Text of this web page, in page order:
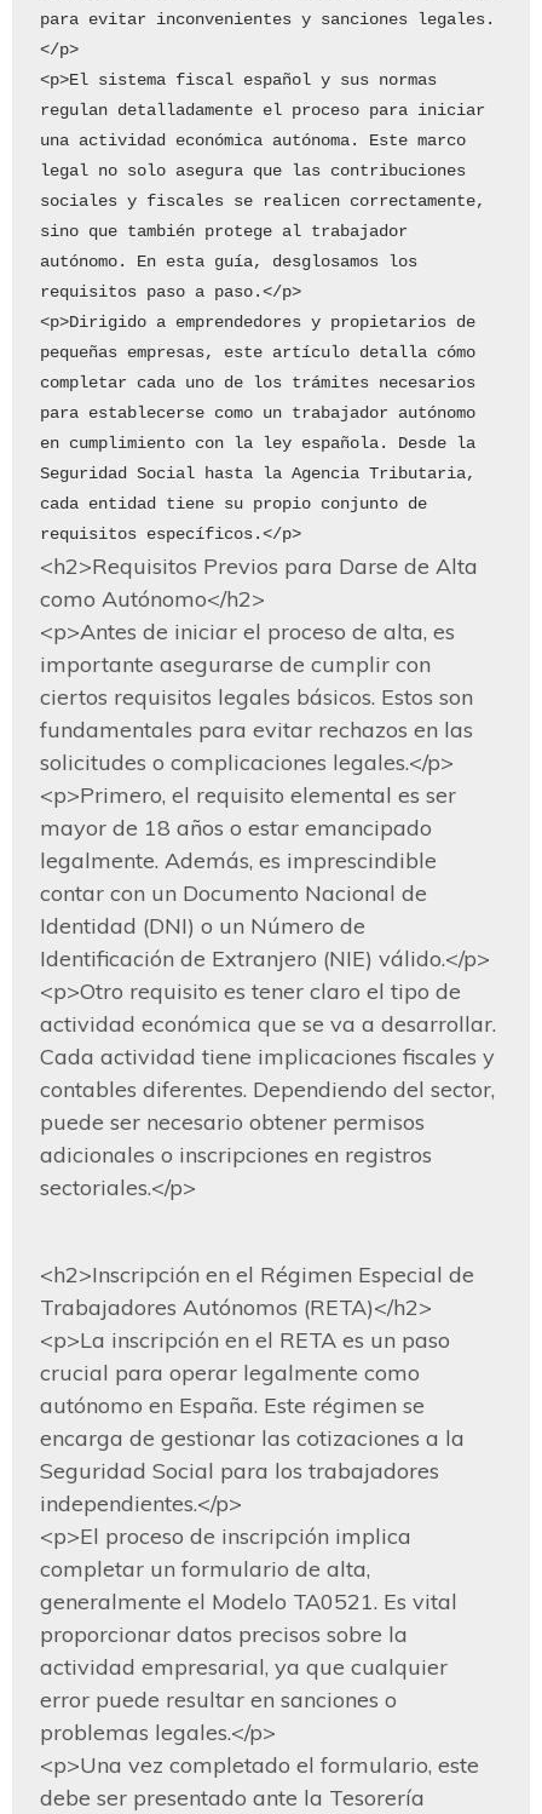
para evitar inconvenientes y sanciones legales.
</p>
<p>El sistema fiscal español y sus normas
regulan detalladamente el proceso para iniciar
una actividad económica autónoma. Este marco
legal no solo asegura que las contribuciones
sociales y fiscales se realicen correctamente,
sino que también protege al trabajador
autónomo. En esta guía, desglosamos los
requisitos paso a paso.</p>
<p>Dirigido a emprendedores y propietarios de
pequeñas empresas, este artículo detalla cómo
completar cada uno de los trámites necesarios
para establecerse como un trabajador autónomo
en cumplimiento con la ley española. Desde la
Seguridad Social hasta la Agencia Tributaria,
cada entidad tiene su propio conjunto de
<h2>Requisitos Previos para Darse de Alta
como Autónomo</h2>
<p>Antes de iniciar el proceso de alta, es
importante asegurarse de cumplir con
ciertos requisitos legales básicos. Estos son
fundamentales para evitar rechazos en las
solicitudes o complicaciones legales.</p>
<p>Primero, el requisito elemental es ser
mayor de 18 años o estar emancipado
legalmente. Además, es imprescindible
contar con un Documento Nacional de
Identidad (DNI) o un Número de
Identificación de Extranjero (NIE) válido.</p>
<p>Otro requisito es tener claro el tipo de
actividad económica que se va a desarrollar.
Cada actividad tiene implicaciones fiscales y
contables diferentes. Dependiendo del sector,
puede ser necesario obtener permisos
adicionales o inscripciones en registros
sectoriales.</p>
<h2>Inscripción en el Régimen Especial de
Trabajadores Autónomos (RETA)</h2>
<p>La inscripción en el RETA es un paso
crucial para operar legalmente como
autónomo en España. Este régimen se
encarga de gestionar las cotizaciones a la
Seguridad Social para los trabajadores
independientes.</p>
<p>El proceso de inscripción implica
completar un formulario de alta,
generalmente el Modelo TA0521. Es vital
proporcionar datos precisos sobre la
actividad empresarial, ya que cualquier
error puede resultar en sanciones o
problemas legales.</p>
<p>Una vez completado el formulario, este
debe ser presentado ante la Tesorería